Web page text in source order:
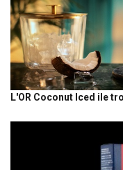
L'OR Coconut Iced ile